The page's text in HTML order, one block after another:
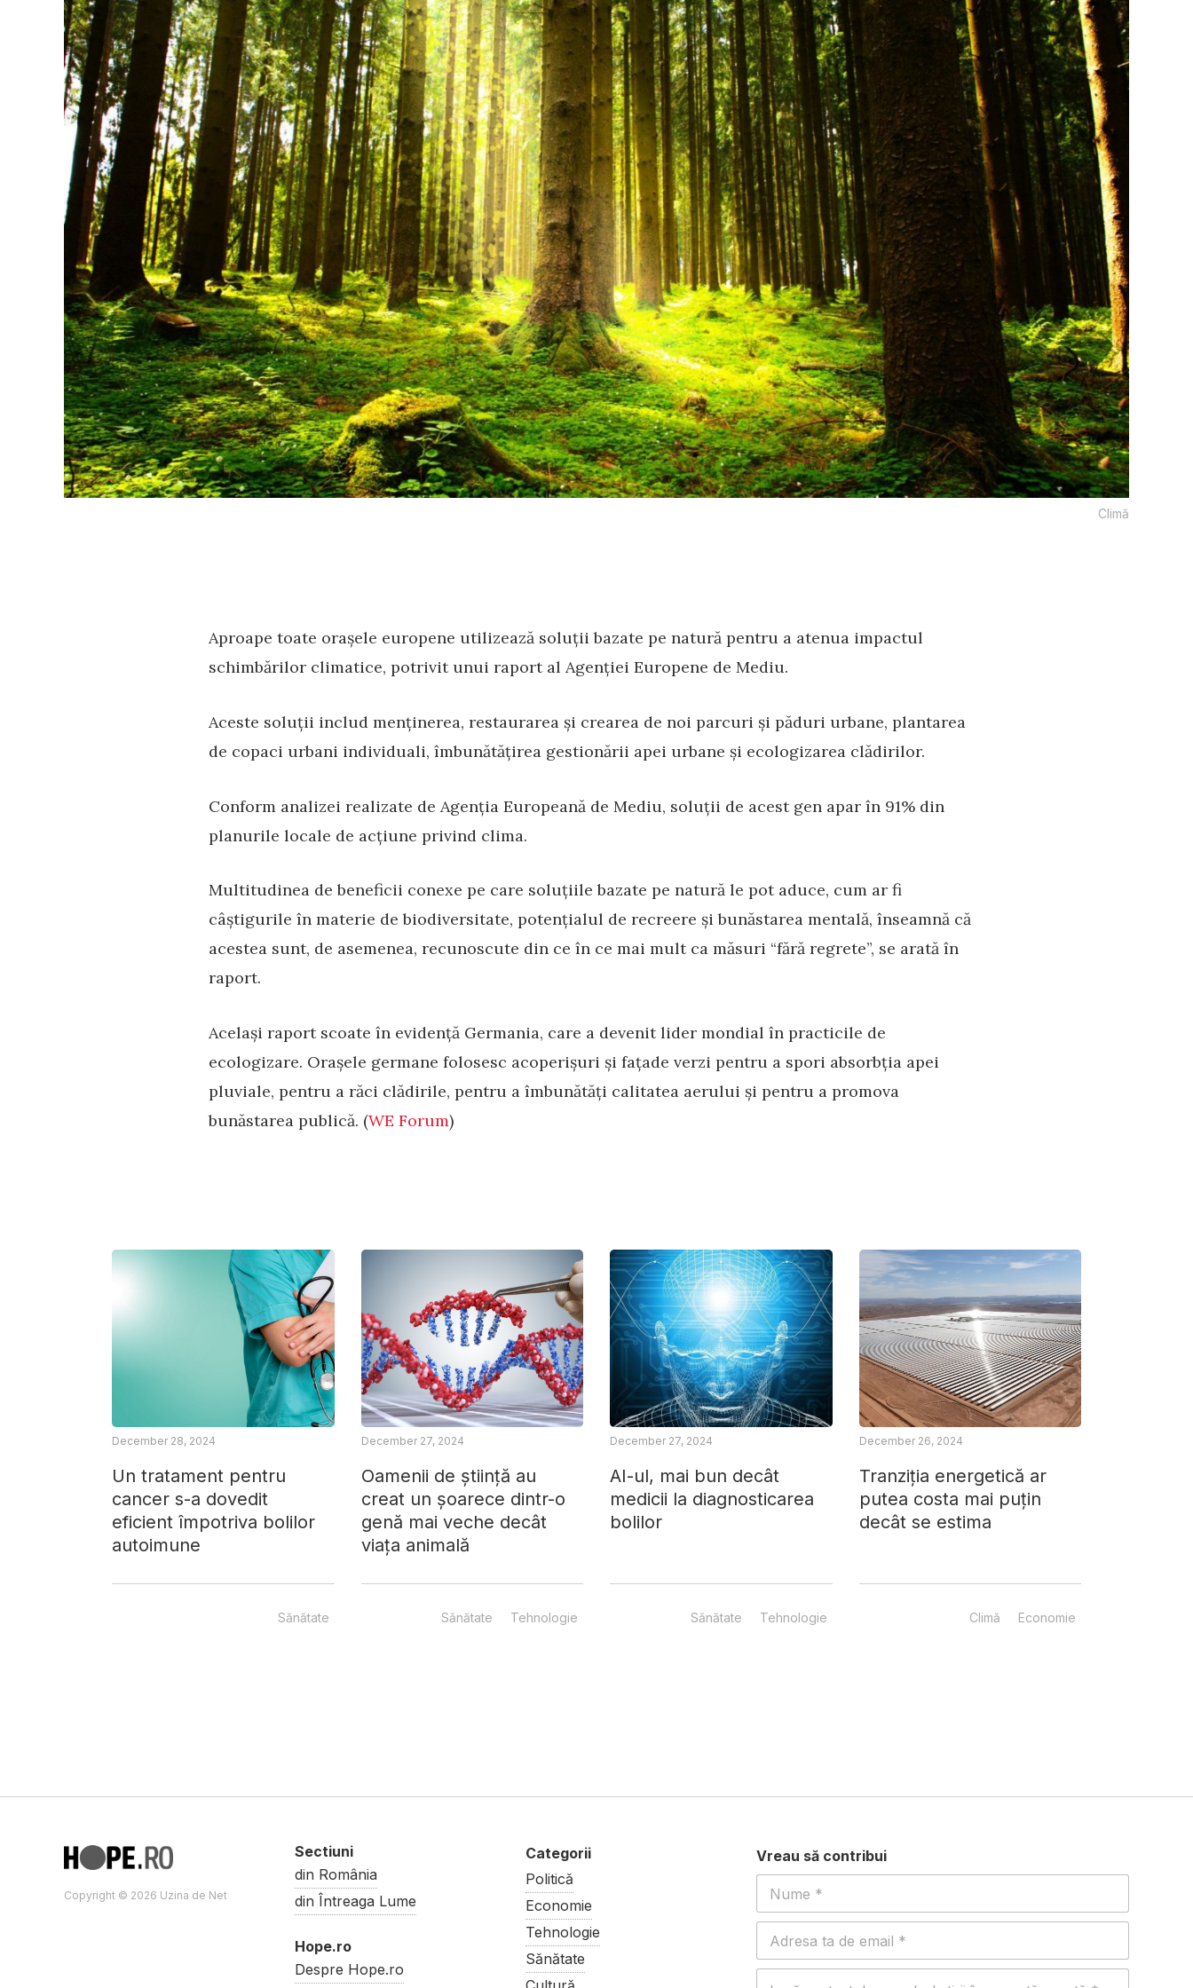
Climă
Aproape toate orașele europene utilizează soluții bazate pe natură pentru a atenua impactul
schimbărilor climatice, potrivit unui raport al Agenției Europene de Mediu.
Aceste soluții includ menținerea, restaurarea și crearea de noi parcuri și păduri urbane, plantarea
de copaci urbani individuali, îmbunătățirea gestionării apei urbane și ecologizarea clădirilor.
Conform analizei realizate de Agenția Europeană de Mediu, soluții de acest gen apar în 91% din
planurile locale de acțiune privind clima.
Multitudinea de beneficii conexe pe care soluțiile bazate pe natură le pot aduce, cum ar fi
câștigurile în materie de biodiversitate, potențialul de recreere și bunăstarea mentală, înseamnă că
acestea sunt, de asemenea, recunoscute din ce în ce mai mult ca măsuri “fără regrete”, se arată în
raport.
Același raport scoate în evidență Germania, care a devenit lider mondial în practicile de
ecologizare. Orașele germane folosesc acoperișuri și fațade verzi pentru a spori absorbția apei
pluviale, pentru a răci clădirile, pentru a îmbunătăți calitatea aerului și pentru a promova
bunăstarea publică. (WE Forum)
Un tratament pentru
cancer s-a dovedit
eficient împotriva bolilor
autoimune
December 28, 2024
Sănătate
Oamenii de știință au
creat un șoarece dintr-o
genă mai veche decât
viața animală
December 27, 2024
Sănătate Tehnologie
AI-ul, mai bun decât
medicii la diagnosticarea
bolilor
December 27, 2024
Sănătate Tehnologie
Tranziția energetică ar
putea costa mai puțin
decât se estima
December 26, 2024
Climă Economie
Copyright © 2026 Uzina de Net
Sectiuni
din România
din Întreaga Lume
Hope.ro
Despre Hope.ro
Politică
Economie
Tehnologie
Sănătate